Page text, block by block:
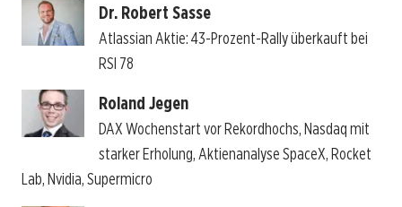
Dr. Robert Sasse
Atlassian Aktie: 43-Prozent-Rally überkauft bei
RSI 78
Roland Jegen
DAX Wochenstart vor Rekordhochs, Nasdaq mit
starker Erholung, Aktienanalyse SpaceX, Rocket
Lab, Nvidia, Supermicro